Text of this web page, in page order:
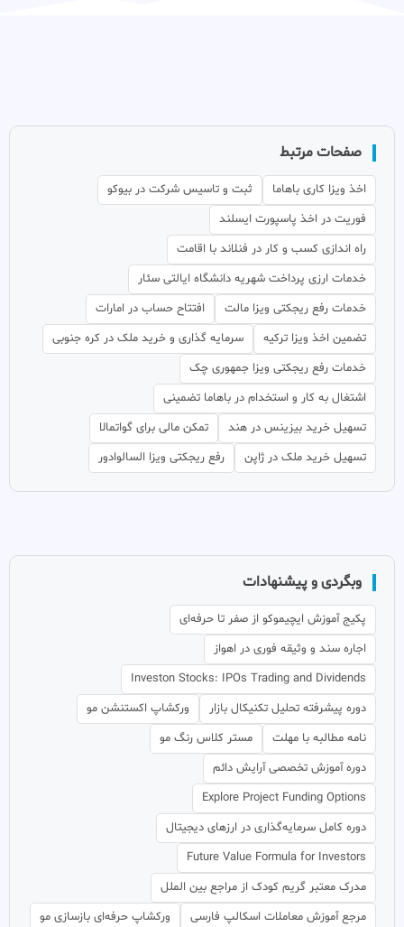
صفحات مرتبط
اخذ ویزا کاری باهاما
ثبت و تاسیس شرکت در بیوکو
فوریت در اخذ پاسپورت ایسلند
راه اندازی کسب و کار در فنلاند با اقامت
خدمات ارزی پرداخت شهریه دانشگاه ایالتی سئار
خدمات رفع ریجکتی ویزا مالت
افتتاح حساب در امارات
تضمین اخذ ویزا ترکیه
سرمایه گذاری و خرید ملک در کره جنوبی
خدمات رفع ریجکتی ویزا جمهوری چک
اشتغال به کار و استخدام در باهاما تضمینی
تسهیل خرید بیزینس در هند
تمکن مالی برای گواتمالا
تسهیل خرید ملک در ژاپن
رفع ریجکتی ویزا السالوادور
وبگردی و پیشنهادات
پکیج آموزش ایچیموکو از صفر تا حرفه‌ای
اجاره سند و وثیقه فوری در اهواز
Investon Stocks: IPOs Trading and Dividends
دوره پیشرفته تحلیل تکنیکال بازار
ورکشاپ اکستنشن مو
نامه مطالبه با مهلت
مستر کلاس رنگ مو
دوره آموزش تخصصی آرایش دائم
Explore Project Funding Options
دوره کامل سرمایه‌گذاری در ارزهای دیجیتال
Future Value Formula for Investors
مدرک معتبر گریم کودک از مراجع بین الملل
مرجع آموزش معاملات اسکالپ فارسی
ورکشاپ حرفه‌ای بازسازی مو